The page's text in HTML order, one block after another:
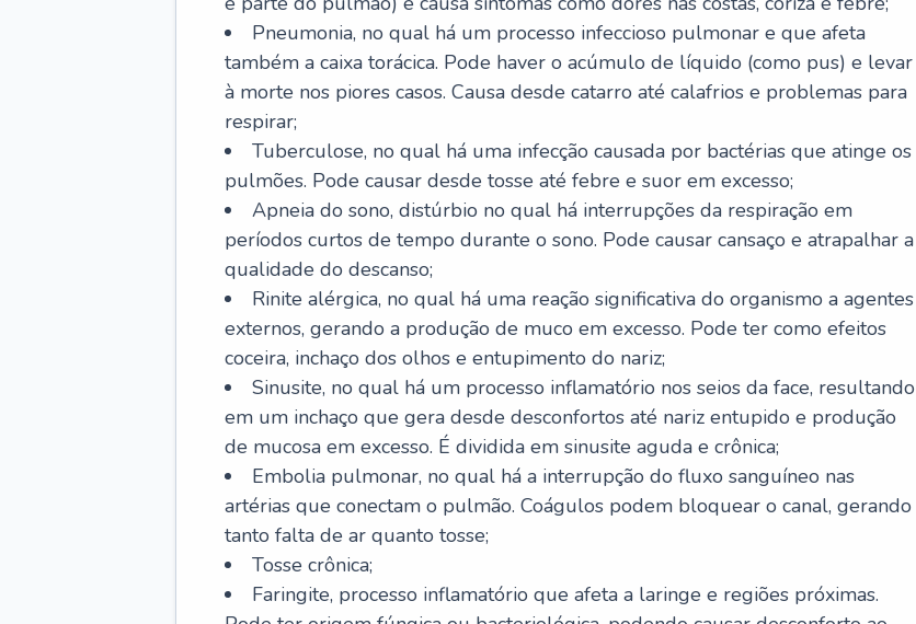
Pneumonia, no qual há um processo infeccioso pulmonar e que afeta
também a caixa torácica. Pode haver o acúmulo de líquido (como pus) e levar
à morte nos piores casos. Causa desde catarro até calafrios e problemas para
respirar;
Tuberculose, no qual há uma infecção causada por bactérias que atinge os
pulmões. Pode causar desde tosse até febre e suor em excesso;
Apneia do sono, distúrbio no qual há interrupções da respiração em
períodos curtos de tempo durante o sono. Pode causar cansaço e atrapalhar a
qualidade do descanso;
Rinite alérgica, no qual há uma reação significativa do organismo a agentes
externos, gerando a produção de muco em excesso. Pode ter como efeitos
coceira, inchaço dos olhos e entupimento do nariz;
Sinusite, no qual há um processo inflamatório nos seios da face, resultando
em um inchaço que gera desde desconfortos até nariz entupido e produção
de mucosa em excesso. É dividida em sinusite aguda e crônica;
Embolia pulmonar, no qual há a interrupção do fluxo sanguíneo nas
artérias que conectam o pulmão. Coágulos podem bloquear o canal, gerando
tanto falta de ar quanto tosse;
Tosse crônica;
Faringite, processo inflamatório que afeta a laringe e regiões próximas.